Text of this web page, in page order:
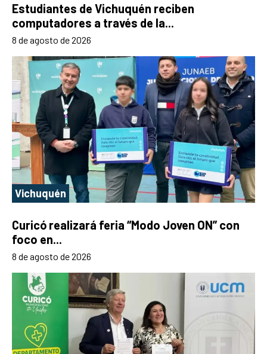
Estudiantes de Vichuquén reciben
computadores a través de la...
8 de agosto de 2026
Vichuquén
Curicó realizará feria “Modo Joven ON” con
foco en...
8 de agosto de 2026